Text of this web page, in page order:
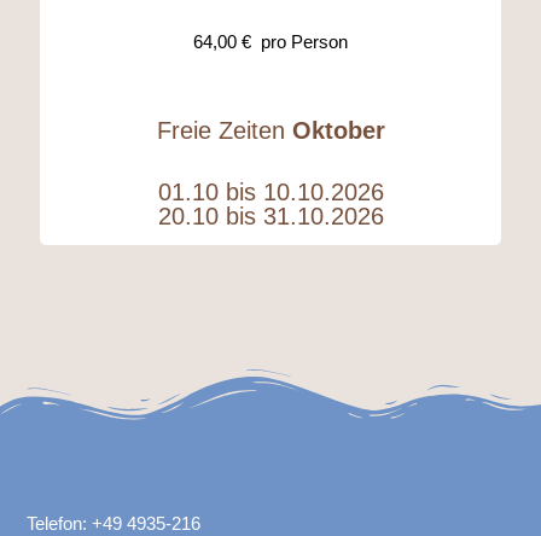
64,00 € pro Person
Freie Zeiten Oktober
01.10 bis 10.10.2026
20.10 bis 31.10.2026
Telefon: +49 4935-216